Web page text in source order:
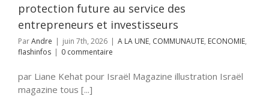
protection future au service des
entrepreneurs et investisseurs
ParAndre | juin 7th, 2026 | A LA UNE, COMMUNAUTE, ECONOMIE,
flashinfos | 0 commentaire
par Liane Kehat pour Israël Magazine illustration Israël
magazine tous [...]